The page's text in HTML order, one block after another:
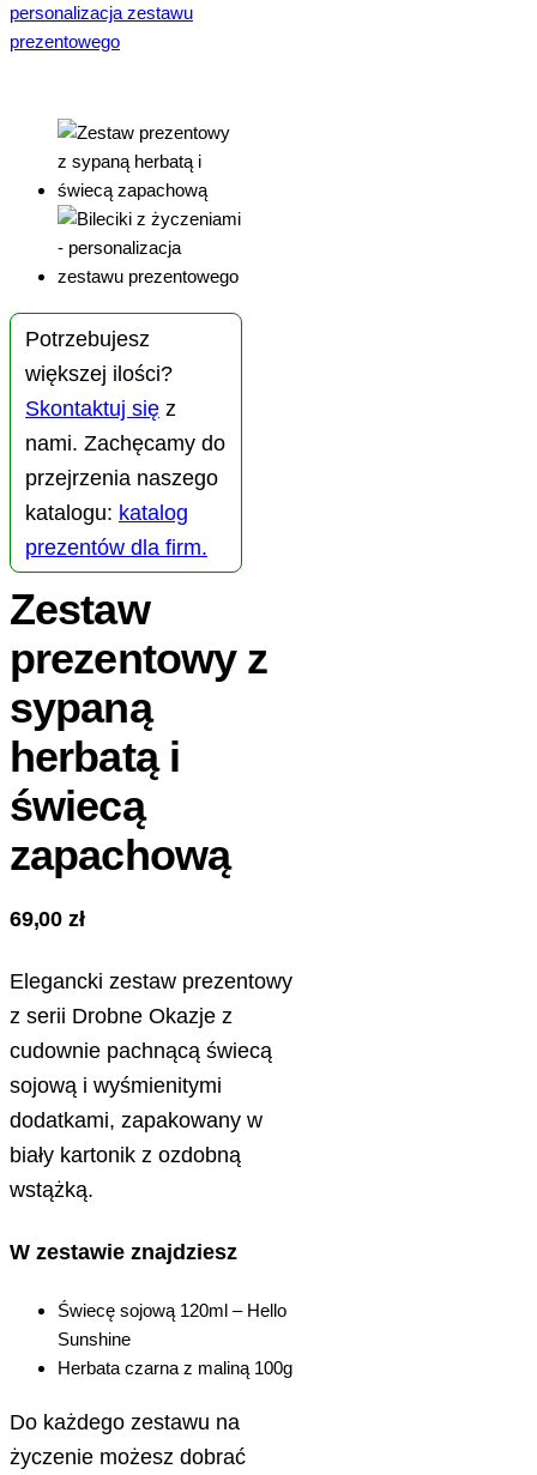
Potrzebujesz
większej ilości?
Skontaktuj się z
nami. Zachęcamy do
przejrzenia naszego
katalogu: katalog
prezentów dla firm.
Zestaw
prezentowy z
sypaną
herbatą i
świecą
zapachową
69,00 zł
Elegancki zestaw prezentowy
z serii Drobne Okazje z
cudownie pachnącą świecą
sojową i wyśmienitymi
dodatkami, zapakowany w
biały kartonik z ozdobną
wstążką.
W zestawie znajdziesz
Świecę sojową 120ml – Hello
Sunshine
Herbata czarna z maliną 100g
Do każdego zestawu na
życzenie możesz dobrać